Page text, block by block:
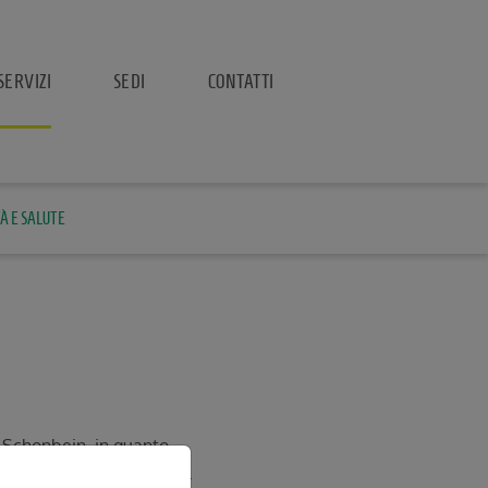
SEDI CONTATTI
E SALUTE
in quanto
dal medico al